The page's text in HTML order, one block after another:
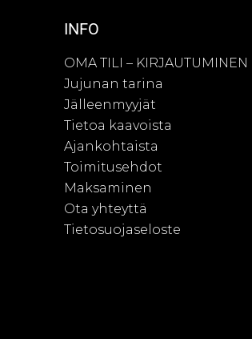
INFO
OMA TILI – KIRJAUTUMINEN
Jujunan tarina
Jälleenmyyjät
Tietoa kaavoista
Ajankohtaista
Toimitusehdot
Maksaminen
Ota yhteyttä
Tietosuojaseloste